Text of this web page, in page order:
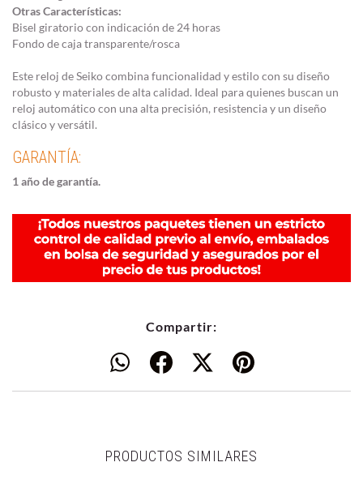
Otras Características:
Bisel giratorio con indicación de 24 horas
Fondo de caja transparente/rosca
Este reloj de Seiko combina funcionalidad y estilo con su diseño
robusto y materiales de alta calidad. Ideal para quienes buscan un
reloj automático con una alta precisión, resistencia y un diseño
clásico y versátil.
GARANTÍA:
1 año de garantía.
Compartir:
PRODUCTOS SIMILARES